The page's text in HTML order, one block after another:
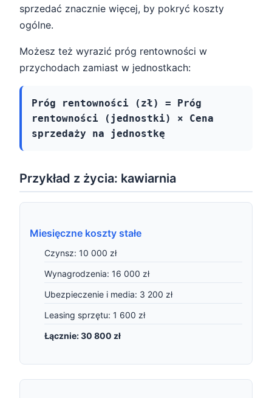
sprzedać znacznie więcej, by pokryć koszty
ogólne.
Możesz też wyrazić próg rentowności w
przychodach zamiast w jednostkach:
Próg rentowności (zł) = Próg
rentowności (jednostki) × Cena
sprzedaży na jednostkę
Przykład z życia: kawiarnia
Miesięczne koszty stałe
Czynsz: 10 000 zł
Wynagrodzenia: 16 000 zł
Ubezpieczenie i media: 3 200 zł
Leasing sprzętu: 1 600 zł
Łącznie: 30 800 zł